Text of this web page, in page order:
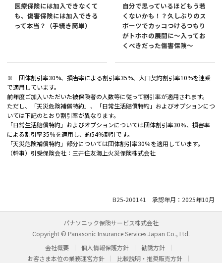
医療保険には加入できなくて
も、傷害保険には加入できる
って本当？（手続き簡単）
自分で思っているほどもう若
くないかも！？久しぶりのス
ポーツでカッコつけるつもり
がトホホの展開に～入ってお
くべきだった傷害保険～
※ 団体割引率30%、損害率による割引率35%、大口契約割引率10%を連乗
で適用しています。
前年度ご加入いただいた被保険者の人数等に従って割引率が適用されます。
ただし、「天災危険補償特約」、「日常生活賠償特約」およびオプションにつ
いては下記のとおり割引率が異なります。
「日常生活賠償特約」およびオプションについては団体割引率30％、損害率
による割引率35％を適用し、約54％割引です。
「天災危険補償特約」部分については団体割引率30％を適用しています。
（幹事）引受保険会社：三井住友海上火災保険株式会社
B25-200141 承認年月：2025年10月
パナソニック保険サービス株式会社
Copyright © Panasonic Insurance Services Japan Co., Ltd.
会社概要
個人情報保護方針
勧誘方針
お客さま本位の業務運営方針
比較説明・推奨販売方針